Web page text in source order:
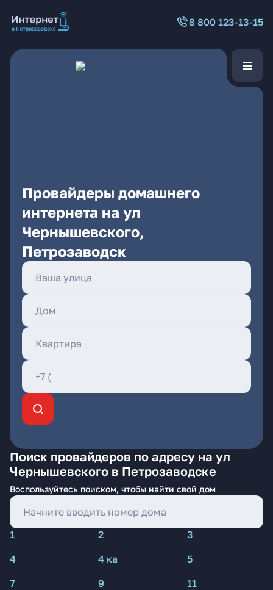
8 800 123-13-15
Провайдеры домашнего
интернета на ул
Чернышевского,
Петрозаводск
Поиск провайдеров по адресу на ул
Чернышевского в Петрозаводске
Воспользуйтесь поиском, чтобы найти свой дом
1 2
3
4
4 ка
5
7
9
11